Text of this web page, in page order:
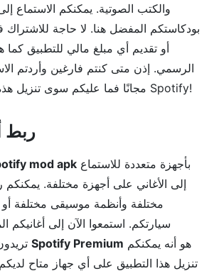
والكتب الصوتية. يمكنكم الاستماع
بودكاستكم المفضل هنا. لا حاجة
أو تقديم أي مبلغ مالي للتطبيق كما
الرسمي. إذن متى كنتم فارغين وأردتم
مجانًا فما عليكم سوى تنزيل هذه النسخة الرائعة من Spotify!
ربط
mod apk
إلى الأغاني على أجهزة مختلفة.
مختلفة وأنظمة موسيقى مختلفة
سيارتكم. استمعوا الآن إلى أغانيكم
Spotify Premium
تنزيل هذا التطبيق على أي جهاز متاح